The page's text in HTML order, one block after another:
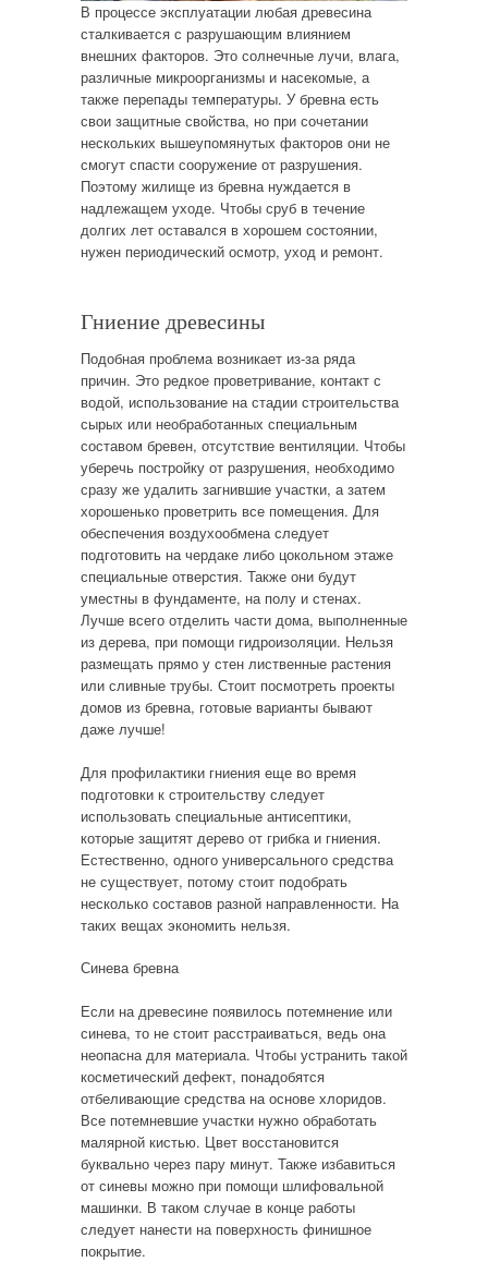
В процессе эксплуатации любая древесина
сталкивается с разрушающим влиянием
внешних факторов. Это солнечные лучи, влага,
различные микроорганизмы и насекомые, а
также перепады температуры. У бревна есть
свои защитные свойства, но при сочетании
нескольких вышеупомянутых факторов они не
смогут спасти сооружение от разрушения.
Поэтому жилище из бревна нуждается в
надлежащем уходе. Чтобы сруб в течение
долгих лет оставался в хорошем состоянии,
нужен периодический осмотр, уход и ремонт.
Гниение древесины
Подобная проблема возникает из-за ряда
причин. Это редкое проветривание, контакт с
водой, использование на стадии строительства
сырых или необработанных специальным
составом бревен, отсутствие вентиляции. Чтобы
уберечь постройку от разрушения, необходимо
сразу же удалить загнившие участки, а затем
хорошенько проветрить все помещения. Для
обеспечения воздухообмена следует
подготовить на чердаке либо цокольном этаже
специальные отверстия. Также они будут
уместны в фундаменте, на полу и стенах.
Лучше всего отделить части дома, выполненные
из дерева, при помощи гидроизоляции. Нельзя
размещать прямо у стен лиственные растения
или сливные трубы. Стоит посмотреть проекты
домов из бревна, готовые варианты бывают
даже лучше!
Для профилактики гниения еще во время
подготовки к строительству следует
использовать специальные антисептики,
которые защитят дерево от грибка и гниения.
Естественно, одного универсального средства
не существует, потому стоит подобрать
несколько составов разной направленности. На
таких вещах экономить нельзя.
Синева бревна
Если на древесине появилось потемнение или
синева, то не стоит расстраиваться, ведь она
неопасна для материала. Чтобы устранить такой
косметический дефект, понадобятся
отбеливающие средства на основе хлоридов.
Все потемневшие участки нужно обработать
малярной кистью. Цвет восстановится
буквально через пару минут. Также избавиться
от синевы можно при помощи шлифовальной
машинки. В таком случае в конце работы
следует нанести на поверхность финишное
покрытие.